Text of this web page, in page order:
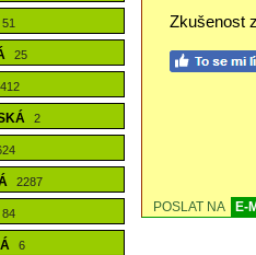
51
25
412
2
2287
84
6
Zkušenost
POSLAT NA E-